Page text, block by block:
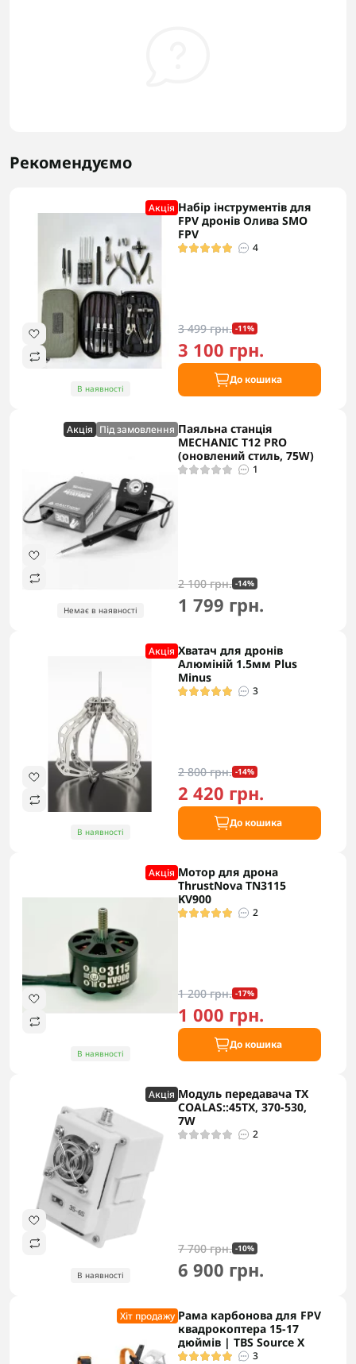
Рекомендуємо
Акцiя
В наявності
Набір інструментів для
FPV дронів Олива SMO
FPV
4
3 499 грн. -11%
3 100 грн.
До кошика
Акцiя Під замовлення
Немає в наявності
Паяльна станція
MECHANIC T12 PRO
(оновлений стиль, 75W)
1
2 100 грн. -14%
1 799 грн.
Акцiя
В наявності
Хватач для дронів
Алюміній 1.5мм Plus
Minus
3
2 800 грн. -14%
2 420 грн.
До кошика
Акцiя
В наявності
Мотор для дрона
ThrustNova TN3115
KV900
2
1 200 грн. -17%
1 000 грн.
До кошика
Акцiя
В наявності
Модуль передавача TX
COALAS::45TX, 370-530,
7W
2
7 700 грн. -10%
6 900 грн.
Хіт продажу Рама карбонова для FPV
квадрокоптера 15-17
дюймів | TBS Source X
3